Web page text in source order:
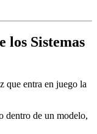
los Sistemas
que entra en juego la
dentro de un modelo,